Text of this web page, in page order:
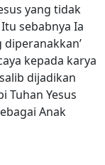
yang tidak
sebabnya Ia
diperanakkan’
kepada karya
dijadikan
Tuhan Yesus
Anak